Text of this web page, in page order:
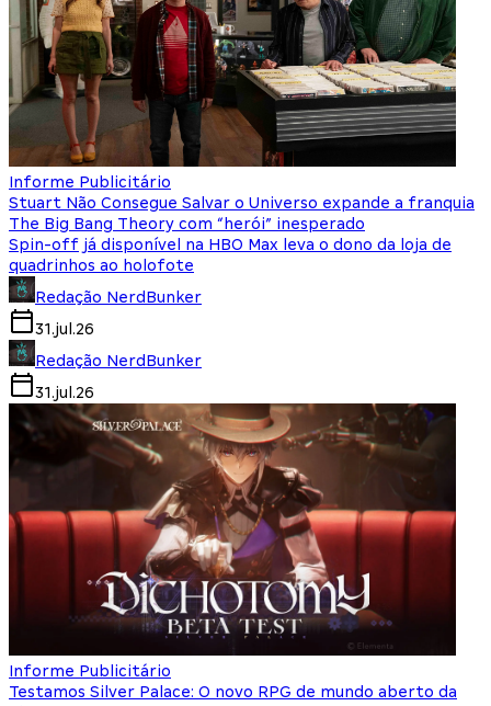
Informe Publicitário
Stuart Não Consegue Salvar o Universo expande a franquia
The Big Bang Theory com “herói” inesperado
Spin-off já disponível na HBO Max leva o dono da loja de
quadrinhos ao holofote
Redação NerdBunker
31.jul.26
Redação NerdBunker
31.jul.26
Informe Publicitário
Testamos Silver Palace: O novo RPG de mundo aberto da